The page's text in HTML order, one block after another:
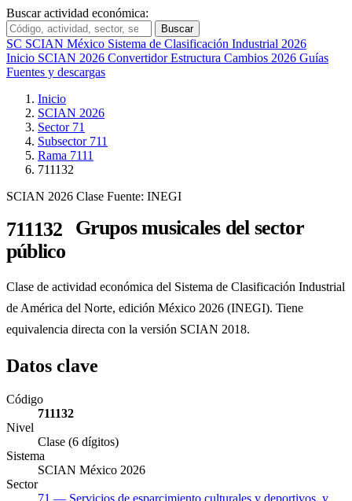
Buscar actividad económica:
Buscar
SC SCIAN México Sistema de Clasificación Industrial 2026
Inicio SCIAN 2026 ConvertidorEstructura Cambios 2026 Guías
Fuentes y descargas
Inicio
SCIAN 2026
Sector 71
Subsector 711
Rama 7111
711132
SCIAN 2026 Clase Fuente: INEGI
711132
Grupos musicales del sector
público
Clase de actividad económica del Sistema de Clasificación Industrial
de América del Norte, edición México 2026 (INEGI). Tiene
equivalencia directa con la versión SCIAN 2018.
Datos clave
Código
711132
Nivel
Clase (6 dígitos)
Sistema
SCIAN México 2026
Sector